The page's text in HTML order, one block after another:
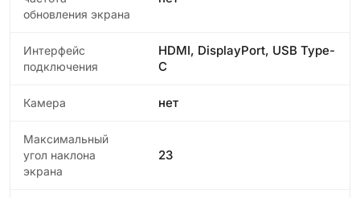
обновления экрана
Интерфейс
подключения
HDMI, DisplayPort, USB Type-
C
Камера нет
Максимальный
угол наклона
экрана
23